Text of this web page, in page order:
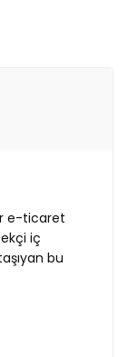
e-ticaret
iç
bu